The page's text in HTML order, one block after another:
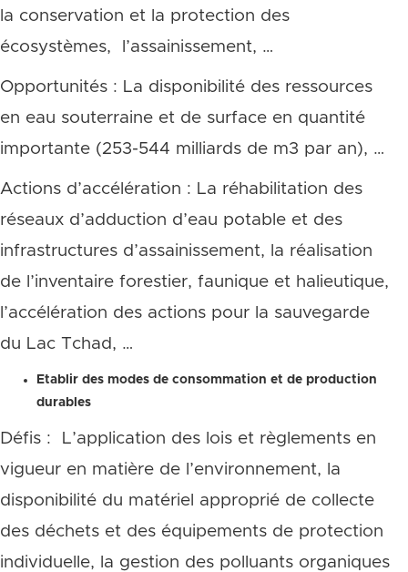
la conservation et la protection des
écosystèmes, l’assainissement, …
Opportunités : La disponibilité des ressources
en eau souterraine et de surface en quantité
importante (253-544 milliards de m3 par an), …
Actions d’accélération : La réhabilitation des
réseaux d’adduction d’eau potable et des
infrastructures d’assainissement, la réalisation
de l’inventaire forestier, faunique et halieutique,
l’accélération des actions pour la sauvegarde
du Lac Tchad, …
Etablir des modes de consommation et de production
durables
Défis : L’application des lois et règlements en
vigueur en matière de l’environnement, la
disponibilité du matériel approprié de collecte
des déchets et des équipements de protection
individuelle, la gestion des polluants organiques